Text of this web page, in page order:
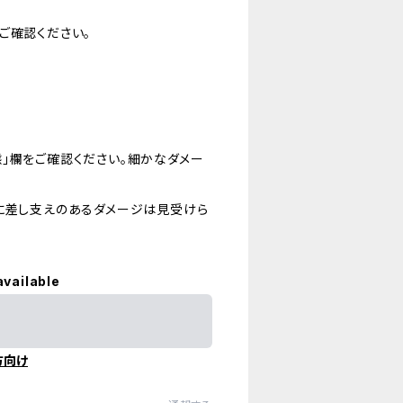
確認ください。
をご確認ください。細かなダメー
差し支えのあるダメージは見受けら
向け